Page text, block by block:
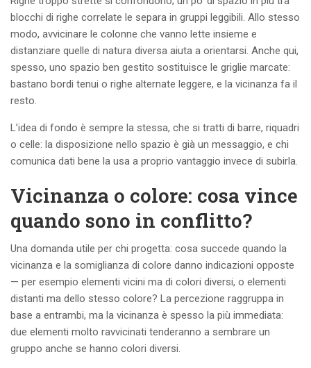
blocchi di righe correlate le separa in gruppi leggibili. Allo stesso
modo, avvicinare le colonne che vanno lette insieme e
distanziare quelle di natura diversa aiuta a orientarsi. Anche qui,
spesso, uno spazio ben gestito sostituisce le griglie marcate:
bastano bordi tenui o righe alternate leggere, e la vicinanza fa il
resto.
L’idea di fondo è sempre la stessa, che si tratti di barre, riquadri
o celle: la disposizione nello spazio è già un messaggio, e chi
comunica dati bene la usa a proprio vantaggio invece di subirla.
Vicinanza o colore: cosa vince
quando sono in conflitto?
Una domanda utile per chi progetta: cosa succede quando la
vicinanza e la somiglianza di colore danno indicazioni opposte
— per esempio elementi vicini ma di colori diversi, o elementi
distanti ma dello stesso colore? La percezione raggruppa in
base a entrambi, ma la vicinanza è spesso la più immediata:
due elementi molto ravvicinati tenderanno a sembrare un
gruppo anche se hanno colori diversi.